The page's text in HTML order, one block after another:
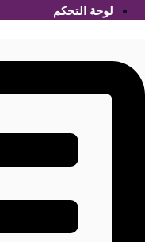
لوحة التحكم